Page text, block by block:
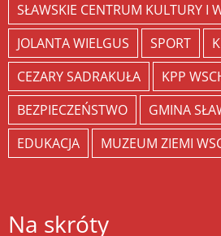
SŁAWSKIE CENTRUM KULTURY I
JOLANTA WIELGUS
SPORT
CEZARY SADRAKUŁA
KPP
BEZPIECZEŃSTWO
GMINA
EDUKACJA
MUZEUM ZIEMI
Na skróty